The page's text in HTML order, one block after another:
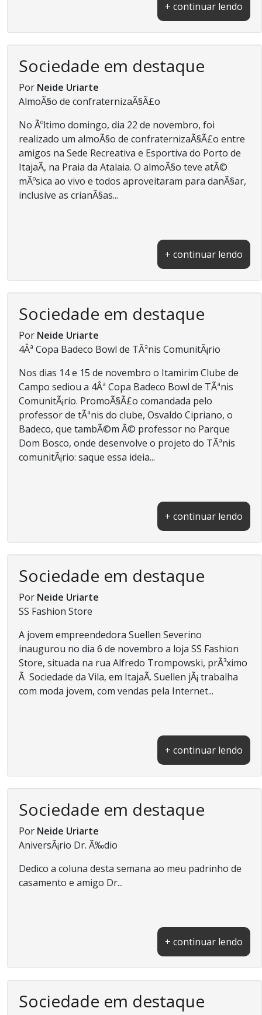
+ continuar lendo
Sociedade em destaque
Por Neide Uriarte
AlmoÃ§o de confraternizaÃ§Ã£o
No Ãºltimo domingo, dia 22 de novembro, foi
realizado um almoÃ§o de confraternizaÃ§Ã£o entre
amigos na Sede Recreativa e Esportiva do Porto de
ItajaÃ­, na Praia da Atalaia. O almoÃ§o teve atÃ©
mÃºsica ao vivo e todos aproveitaram para danÃ§ar,
inclusive as crianÃ§as...
+ continuar lendo
Sociedade em destaque
Por Neide Uriarte
4Âª Copa Badeco Bowl de TÃªnis ComunitÃ¡rio
Nos dias 14 e 15 de novembro o Itamirim Clube de
Campo sediou a 4Âª Copa Badeco Bowl de TÃªnis
ComunitÃ¡rio. PromoÃ§Ã£o comandada pelo
professor de tÃªnis do clube, Osvaldo Cipriano, o
Badeco, que tambÃ©m Ã© professor no Parque
Dom Bosco, onde desenvolve o projeto do TÃªnis
comunitÃ¡rio: saque essa ideia...
+ continuar lendo
Sociedade em destaque
Por Neide Uriarte
SS Fashion Store
A jovem empreendedora Suellen Severino
inaugurou no dia 6 de novembro a loja SS Fashion
Store, situada na rua Alfredo Trompowski, prÃ³ximo
Ã Sociedade da Vila, em ItajaÃ­. Suellen jÃ¡ trabalha
com moda jovem, com vendas pela Internet...
+ continuar lendo
Sociedade em destaque
Por Neide Uriarte
AniversÃ¡rio Dr. Ã‰dio
Dedico a coluna desta semana ao meu padrinho de
casamento e amigo Dr...
+ continuar lendo
Sociedade em destaque